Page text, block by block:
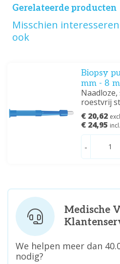
Gerelateerde producten
Misschien
ook
Biopsy
mm - 8
roestvrij
€ 20,62
€ 24,95
-
Medische
We helpen meer dan
nodig?